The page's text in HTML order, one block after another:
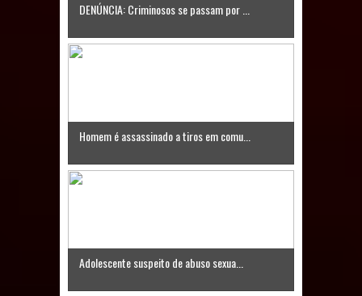
Caldas Brandão: IPMCB responde
DENÚNCIA: Criminosos se passam por ...
Homem é assassinado a tiros em comu...
Adolescente suspeito de abuso sexua...